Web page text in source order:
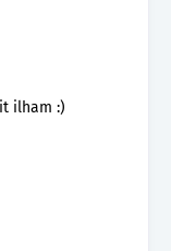
ilham :)